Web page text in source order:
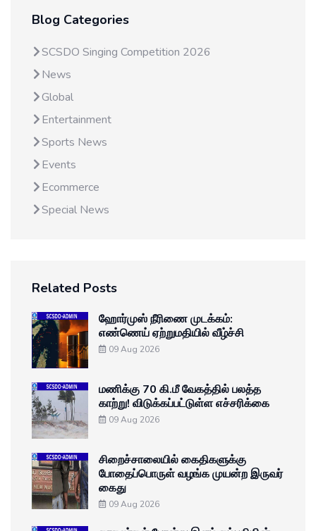
Blog Categories
SCSDO Singing Competition 2026
News
Global
Entertainment
Sports News
Events
Ecommerce
Special News
Related Posts
ஹோர்முஸ் நீரிணை முடக்கம்:
எண்ணெய் ஏற்றுமதியில் வீழ்ச்சி
09 Aug 2026
மணிக்கு 70 கி.மீ வேகத்தில் பலத்த
காற்று! விடுக்கப்பட்டுள்ள எச்சரிக்கை
09 Aug 2026
சிறைச்சாலையில் கைதிகளுக்கு
போதைப்பொருள் வழங்க முயன்ற இருவர்
கைது
09 Aug 2026